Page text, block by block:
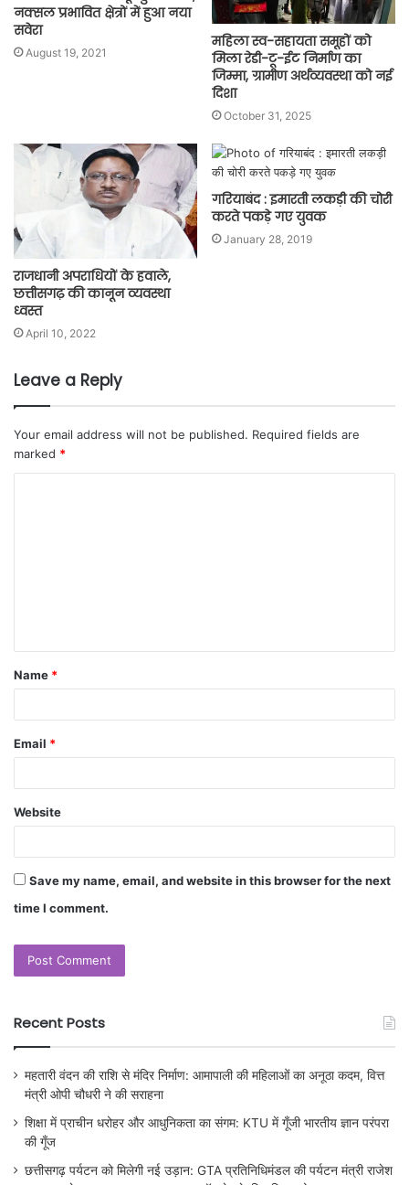
नक्सल प्रभावित क्षेत्रों में हुआ नया
सवेरा
August 19, 2021
महिला स्व-सहायता समूहों को
मिला रेडी-टू-ईट निर्माण का
जिम्मा, ग्रामीण अर्थव्यवस्था को नई
दिशा
October 31, 2025
राजधानी अपराधियों के हवाले,
छत्तीसगढ़ की कानून व्यवस्था
ध्वस्त
April 10, 2022
गरियाबंद : इमारती लकड़ी की चोरी
करते पकड़े गए युवक
January 28, 2019
Leave a Reply
Your email address will not be published. Required fields are
marked *
Name *
Email *
Website
Save my name, email, and website in this browser for the next
time I comment.
Recent Posts
महतारी वंदन की राशि से मंदिर निर्माण: आमापाली की महिलाओं का अनूठा कदम, वित्त
मंत्री ओपी चौधरी ने की सराहना
शिक्षा में प्राचीन धरोहर और आधुनिकता का संगम: KTU में गूँजी भारतीय ज्ञान परंपरा
की गूँज
छत्तीसगढ़ पर्यटन को मिलेगी नई उड़ान: GTA प्रतिनिधिमंडल की पर्यटन मंत्री राजेश